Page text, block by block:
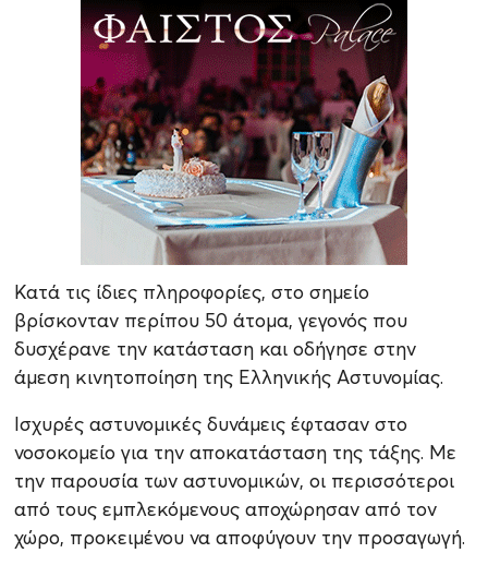
Κατά τις ίδιες πληροφορίες, στο σημείο
βρίσκονταν περίπου 50 άτομα, γεγονός που
δυσχέρανε την κατάσταση και οδήγησε στην
άμεση κινητοποίηση της Ελληνικής Αστυνομίας.
Ισχυρές αστυνομικές δυνάμεις έφτασαν στο
νοσοκομείο για την αποκατάσταση της τάξης. Με
την παρουσία των αστυνομικών, οι περισσότεροι
από τους εμπλεκόμενους αποχώρησαν από τον
χώρο, προκειμένου να αποφύγουν την προσαγωγή.